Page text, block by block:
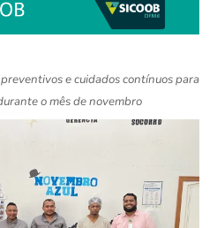
e cuidados contínuos para
o mês de novembro